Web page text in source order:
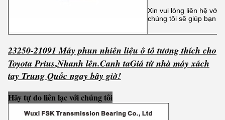
Xin vui lòng liên hệ với
chúng tôi sẽ giúp bạn
23250-21091 Máy phun nhiên liệu ô tô tương thích cho
Toyota Prius,Nhanh lên.Canh taGiá từ nhà máy xách
tay Trung Quốc ngay bây giờ!
Hãy tự do liên lạc với chúng tôi